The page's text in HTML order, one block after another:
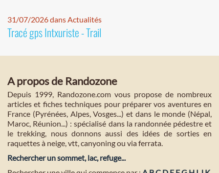
31/07/2026 dans Actualités
Tracé gps Intxuriste - Trail
A propos de Randozone
Depuis 1999, Randozone.com vous propose de nombreux
articles et fiches techniques pour préparer vos aventures en
France (Pyrénées, Alpes, Vosges...) et dans le monde (Népal,
Maroc, Réunion...) : spécialisé dans la randonnée pédestre et
le trekking, nous donnons aussi des idées de sorties en
raquettes à neige, vtt, canyoning ou via ferrata.
Rechercher un sommet, lac, refuge...